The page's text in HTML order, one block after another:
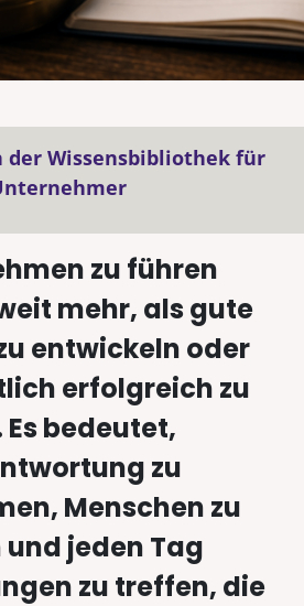
Wissensbibliothek für
zu führen
mehr, als gute
entwickeln oder
erfolgreich zu
Es bedeutet,
zu
Menschen zu
jeden Tag
zu treffen, die